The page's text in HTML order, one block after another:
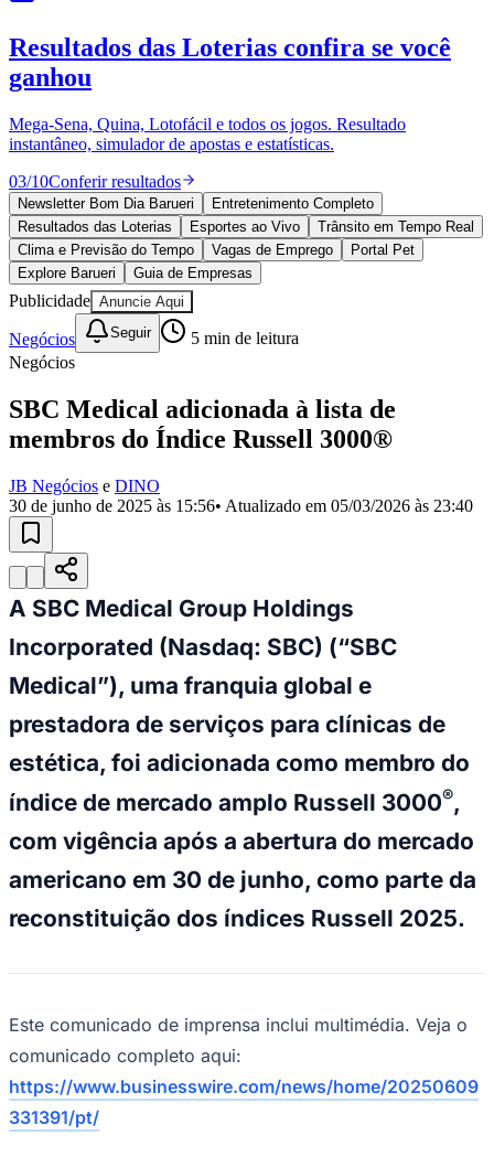
Cadastrar Empresa
Divulgar VagasNovo
Publicidade Legal
Política
Eleições
Saúde
Segurança
Cultura
Meio Ambiente
Obras
Educação
Bairros de Barueri
Selecione sua região
AldeiaAldeia da SerraAldeia de BarueriAlphavilleBairro
JubranBelvalBethavilleBoa
RegiãoCotiaCruz Preta
MilitarItapeviJandira Jardim AudirJardim BelvalJardim
Califórnia
Esperança
JulioJardim Líbano
Mutinga Jardim Paraíso
LuísJardim São PedroJardim São SilvestreJardim Silveira
TupãJardim TupanciMutingaNova AldeinhaOsasco
CamargosParque ImperialParque Santa Luzia Parque Viana
do Bom JesusRecanto PhrynéaSantana de
ParnaíbaSilveira Tamboré Vale do SolVila BarrosVila Boa Vista
do Conde Vila Engenho Novo Vila Márcia
Vila Nossa Sra. da
EscadaVila Porto Votupoca
Para Sua Empresa
Anuncie no Portal
Guia de Empresas
Divulgar Vagas
Novo
Publicidade Legal
Negócios Regionais
Turismo
Segurança Regional
Hospitais Estaduais
do Bom JesusAraçariguamaCajamar CaieirasFranco da
RochaFrancisco MoratoTaboão da Serra
Anuncie Regional
Guia de Empresas
Resultados das Loterias confira se você
ganhou
Mega-Sena, Quina, Lotofácil e todos os jogos. Resultado
instantâneo, simulador de apostas e estatísticas.
03/10Conferir resultados
Newsletter Bom Dia Barueri
Entretenimento Completo
Resultados das Loterias
Esportes ao Vivo
Trânsito em Tempo Real
Clima e Previsão do Tempo
Vagas de Emprego
Portal Pet
Explore Barueri
Guia de Empresas
Publicidade Anuncie Aqui
Negócios Seguir 5 min de leitura
Negócios
SBC Medical adicionada à lista de
membros do Índice Russell 3000®
JB Negócios e DINO
30 de junho de 2025 às 15:56• Atualizado em 05/03/2026 às 23:40
A SBC Medical Group Holdings
Incorporated (Nasdaq: SBC) (“SBC
Medical”), uma franquia global e
prestadora de serviços para clínicas de
estética, foi adicionada como membro do
índice de mercado amplo Russell 3000®,
com vigência após a abertura do mercado
americano em 30 de junho, como parte da
reconstituição dos índices Russell 2025.
Este comunicado de imprensa inclui multimédia. Veja o
comunicado completo aqui:
https://www.businesswire.com/news/home/20250609
331391/pt/